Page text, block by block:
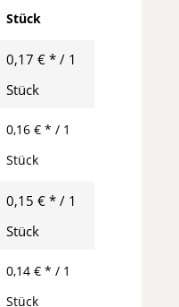
Stück
0,17 € * / 1
Stück
0,16 € * / 1
Stück
0,15 € * / 1
Stück
0,14 € * / 1
Stück